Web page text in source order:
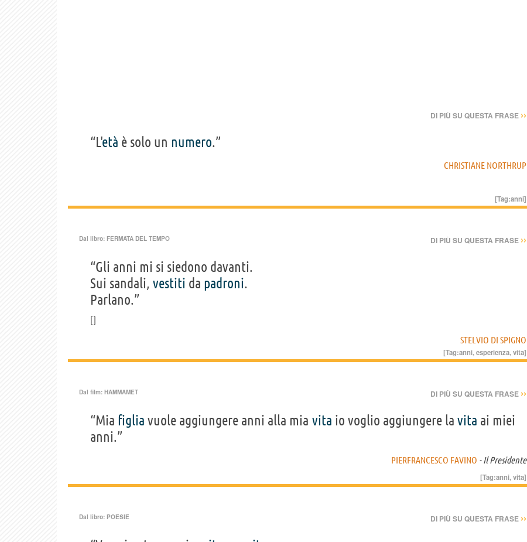
DI PIÙ SU QUESTA FRASE ››
“L'età è solo un numero.”
CHRISTIANE NORTHRUP
[Tag:anni]
Dal libro: FERMATA DEL TEMPO DI PIÙ SU QUESTA FRASE ››
“Gli anni mi si siedono davanti.
Sui sandali, vestiti da padroni.
Parlano.”
STELVIO DI SPIGNO
[Tag:anni,esperienza,vita]
Dal film: HAMMAMET DI PIÙ SU QUESTA FRASE ››
“Mia figlia vuole aggiungere anni alla mia vita io voglio aggiungere la vita ai miei
anni.”
PIERFRANCESCO FAVINO - Il Presidente
[Tag:anni,vita]
Dal libro: POESIE DI PIÙ SU QUESTA FRASE ››